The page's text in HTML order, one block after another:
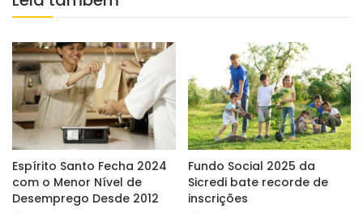
Espírito Santo Fecha 2024
com o Menor Nível de
Desemprego Desde 2012
Fundo Social 2025 da
Sicredi bate recorde de
inscrições